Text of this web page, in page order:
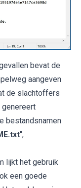
bevat de
aangeven
de slachtoffers
genereert
bestandsnamen
",
lijkt het gebruik
een goede